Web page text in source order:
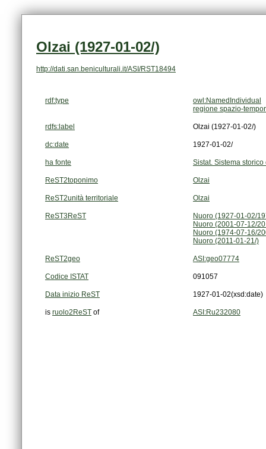
Olzai (1927-01-02/)
http://dati.san.beniculturali.it/ASI/RST18494
rdf:type
owl:NamedIndividual
regione spazio-
rdfs:label Olzai (1927-01-02/)
dc:date 1927-01-02/
ha fonte Sistat. Sistema
ReST2toponimo Olzai
ReST2unità territoriale Olzai
ReST3ReST
Nuoro (1927-01-02/
Nuoro (2001-07-12/
Nuoro (1974-07-16/
Nuoro (2011-01-21/)
ReST2geo ASI:geo07774
Codice ISTAT 091057
Data inizio ReST 1927-01-02(xsd:date)
is ruolo2ReST of ASI:Ru232080